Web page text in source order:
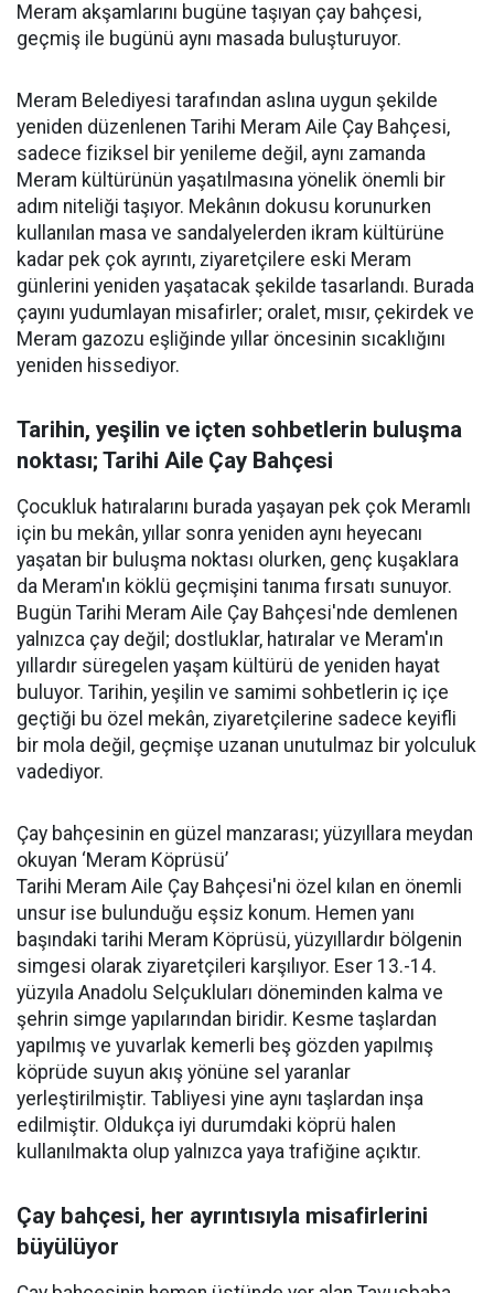
Meram akşamlarını bugüne taşıyan çay bahçesi,
geçmiş ile bugünü aynı masada buluşturuyor.
Meram Belediyesi tarafından aslına uygun şekilde
yeniden düzenlenen Tarihi Meram Aile Çay Bahçesi,
sadece fiziksel bir yenileme değil, aynı zamanda
Meram kültürünün yaşatılmasına yönelik önemli bir
adım niteliği taşıyor. Mekânın dokusu korunurken
kullanılan masa ve sandalyelerden ikram kültürüne
kadar pek çok ayrıntı, ziyaretçilere eski Meram
günlerini yeniden yaşatacak şekilde tasarlandı. Burada
çayını yudumlayan misafirler; oralet, mısır, çekirdek ve
Meram gazozu eşliğinde yıllar öncesinin sıcaklığını
yeniden hissediyor.
Tarihin, yeşilin ve içten sohbetlerin buluşma
noktası; Tarihi Aile Çay Bahçesi
Çocukluk hatıralarını burada yaşayan pek çok Meramlı
için bu mekân, yıllar sonra yeniden aynı heyecanı
yaşatan bir buluşma noktası olurken, genç kuşaklara
da Meram'ın köklü geçmişini tanıma fırsatı sunuyor.
Bugün Tarihi Meram Aile Çay Bahçesi'nde demlenen
yalnızca çay değil; dostluklar, hatıralar ve Meram'ın
yıllardır süregelen yaşam kültürü de yeniden hayat
buluyor. Tarihin, yeşilin ve samimi sohbetlerin iç içe
geçtiği bu özel mekân, ziyaretçilerine sadece keyifli
bir mola değil, geçmişe uzanan unutulmaz bir yolculuk
vadediyor.
Çay bahçesinin en güzel manzarası; yüzyıllara meydan
okuyan ‘Meram Köprüsü’
Tarihi Meram Aile Çay Bahçesi'ni özel kılan en önemli
unsur ise bulunduğu eşsiz konum. Hemen yanı
başındaki tarihi Meram Köprüsü, yüzyıllardır bölgenin
simgesi olarak ziyaretçileri karşılıyor. Eser 13.-14.
yüzyıla Anadolu Selçukluları döneminden kalma ve
şehrin simge yapılarından biridir. Kesme taşlardan
yapılmış ve yuvarlak kemerli beş gözden yapılmış
köprüde suyun akış yönüne sel yaranlar
yerleştirilmiştir. Tabliyesi yine aynı taşlardan inşa
edilmiştir. Oldukça iyi durumdaki köprü halen
kullanılmakta olup yalnızca yaya trafiğine açıktır.
Çay bahçesi, her ayrıntısıyla misafirlerini
büyülüyor